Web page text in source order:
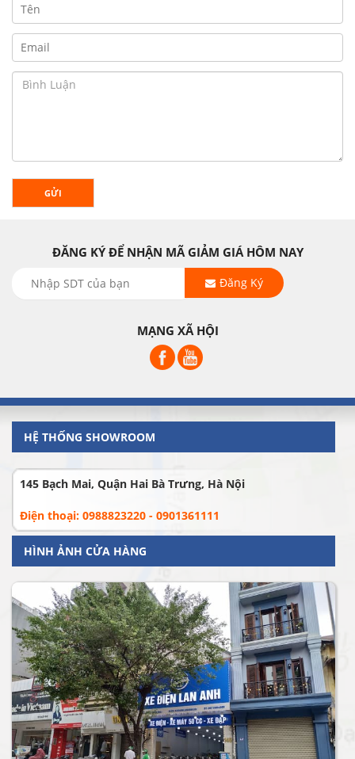
GỬI
ĐĂNG KÝ ĐỂ NHẬN MÃ GIẢM GIÁ HÔM NAY
Đăng Ký
MẠNG XÃ HỘI
HỆ THỐNG SHOWROOM
145 Bạch Mai, Quận Hai Bà Trưng, Hà Nội
Điện thoại: 0988823220 - 0901361111
HÌNH ẢNH CỬA HÀNG